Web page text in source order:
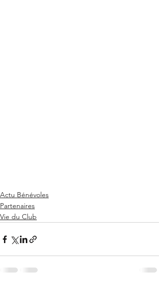
Actu Bénévoles
Partenaires
Vie du Club